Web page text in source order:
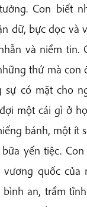
Con biết
dữ, bực dọc và
và niềm tin.
thứ mà con
sự có mặt cho
một cái gì ở
bánh, một ít
yến tiệc.
quốc của
an, trầm